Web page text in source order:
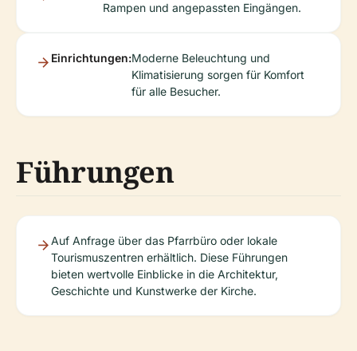
Rampen und angepassten Eingängen.
Einrichtungen:Moderne Beleuchtung und
Klimatisierung sorgen für Komfort
für alle Besucher.
Führungen
Auf Anfrage über das Pfarrbüro oder lokale
Tourismuszentren erhältlich. Diese Führungen
bieten wertvolle Einblicke in die Architektur,
Geschichte und Kunstwerke der Kirche.